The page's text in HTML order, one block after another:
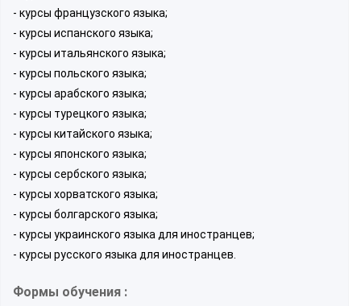
- курсы французского языка;
- курсы испанского языка;
- курсы итальянского языка;
- курсы польского языка;
- курсы арабского языка;
- курсы турецкого языка;
- курсы китайского языка;
- курсы японского языка;
- курсы сербского языка;
- курсы хорватского языка;
- курсы болгарского языка;
- курсы украинского языка для иностранцев;
- курсы русского языка для иностранцев.
Формы обучения :